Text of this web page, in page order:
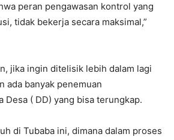
peran pengawasan kontrol yang
tidak bekerja secara maksimal,”
jika ingin ditelisik lebih dalam lagi
ada banyak penemuan
Desa ( DD) yang bisa terungkap.
di Tubaba ini, dimana dalam proses